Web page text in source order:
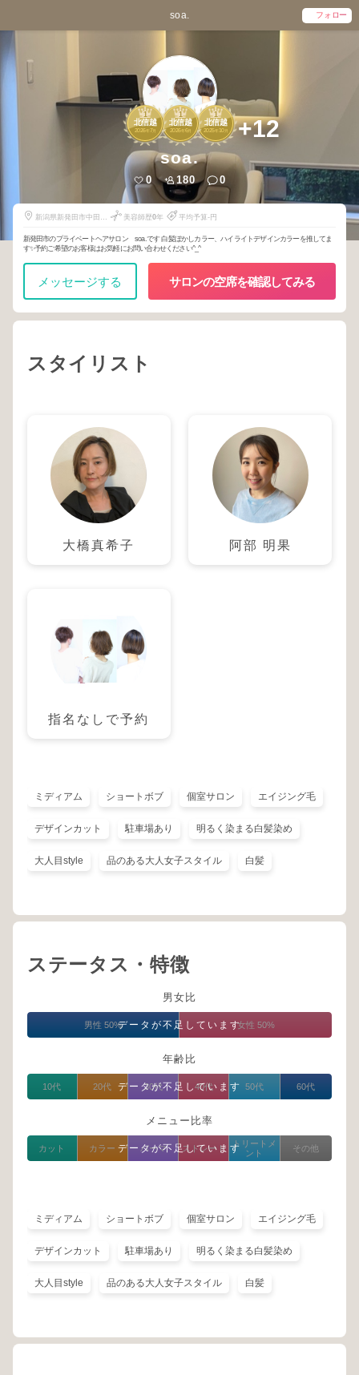
soa. フォロー
1
北信越
2026年 7月
1
北信越
2026年 6月
1
北信越
2025年 10月 +12
soa.
0 180 0
新潟県新発田市中田町
美容師歴0年 平均予算-円
新発田市のプライベートヘアサロン soa.です 白髪ぼかしカラー、ハイライトデザインカラーを推してま
す✨予約ご希望のお客様はお気軽にお問い合わせください^_^
メッセージする サロンの空席を確認してみる
スタイリスト
大橋真希子 阿部 明果
指名なしで予約
ミディアム ショートボブ 個室サロン エイジング毛
デザインカット 駐車場あり 明るく染まる白髪染め
大人目style 品のある大人女子スタイル 白髪
ステータス・特徴
男女比
データが不足しています
男性 50% 女性 50%
年齢比
データが不足しています
10代 20代 30代 40代 50代 60代
メニュー比率
データが不足しています
カット カラー パーマ ストレート
トリートメ
ント
その他
ミディアム ショートボブ 個室サロン エイジング毛
デザインカット 駐車場あり 明るく染まる白髪染め
大人目style 品のある大人女子スタイル 白髪